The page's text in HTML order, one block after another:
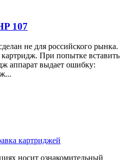
107
не для российского рынка.
При попытке вставить
аппарат выдает ошибку:
картриджей
носит ознакомительный